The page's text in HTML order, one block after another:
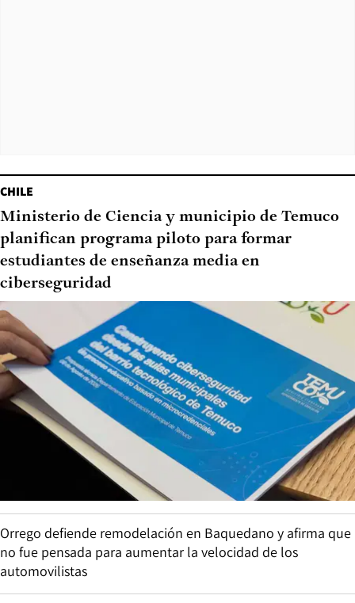
CHILE
Ministerio de Ciencia y municipio de Temuco
planifican programa piloto para formar
estudiantes de enseñanza media en
ciberseguridad
Orrego defiende remodelación en Baquedano y afirma que
no fue pensada para aumentar la velocidad de los
automovilistas